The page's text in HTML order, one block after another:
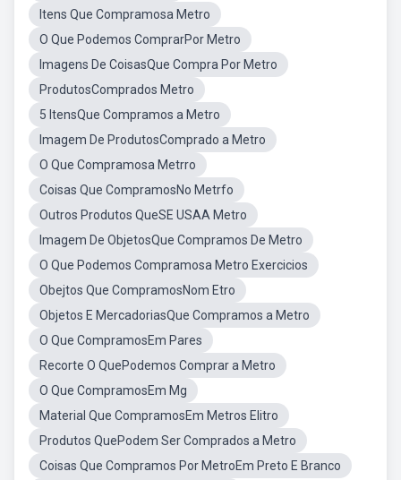
Itens Que Compramosa Metro
O Que Podemos ComprarPor Metro
Imagens De CoisasQue Compra Por Metro
ProdutosComprados Metro
5 ItensQue Compramos a Metro
Imagem De ProdutosComprado a Metro
O Que Compramosa Metrro
Coisas Que CompramosNo Metrfo
Outros Produtos QueSE USAA Metro
Imagem De ObjetosQue Compramos De Metro
O Que Podemos Compramosa Metro Exercicios
Obejtos Que CompramosNom Etro
Objetos E MercadoriasQue Compramos a Metro
O Que CompramosEm Pares
Recorte O QuePodemos Comprar a Metro
O Que CompramosEm Mg
Material Que CompramosEm Metros Elitro
Produtos QuePodem Ser Comprados a Metro
Coisas Que Compramos Por MetroEm Preto E Branco